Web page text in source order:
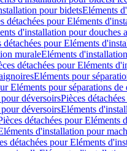
pour bidetsEléments
détachées pour Eléments
d'installation pour douches
détachées pour Eléments
muraleEléments
détachées pour Eléments
Eléments pour
Eléments pour séparations de
déversoirsPièces
déversoirsEléments
détachées pour Eléments
d'installation pour
détachées pour Eléments